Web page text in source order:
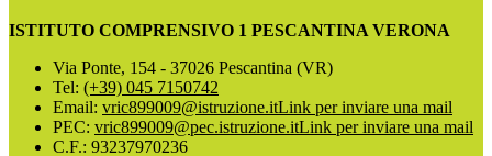
ISTITUTO COMPRENSIVO 1 PESCANTINA VERONA
Via Ponte, 154 - 37026 Pescantina (VR)
Tel: (+39) 045 7150742
Email: vric899009@istruzione.itLink per inviare una mail
PEC: vric899009@pec.istruzione.itLink per inviare una mail
C.F.: 93237970236